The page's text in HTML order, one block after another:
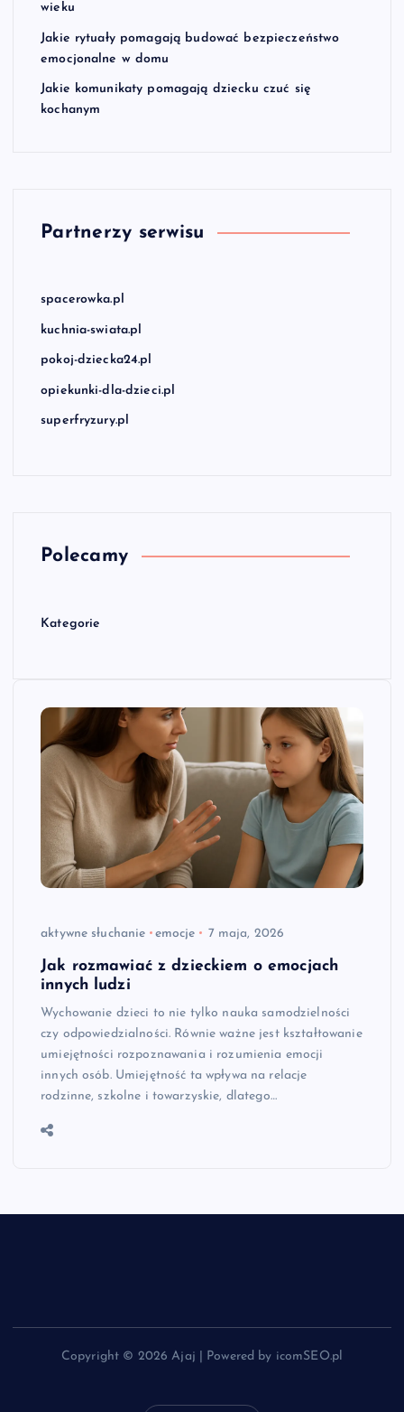
wieku
Jakie rytuały pomagają budować bezpieczeństwo
emocjonalne w domu
Jakie komunikaty pomagają dziecku czuć się
kochanym
Partnerzy serwisu
spacerowka.pl
kuchnia-swiata.pl
pokoj-dziecka24.pl
opiekunki-dla-dzieci.pl
superfryzury.pl
Polecamy
Kategorie
aktywne słuchanie emocje 7 maja, 2026
Jak rozmawiać z dzieckiem o emocjach
innych ludzi
Wychowanie dzieci to nie tylko nauka samodzielności
czy odpowiedzialności. Równie ważne jest kształtowanie
umiejętności rozpoznawania i rozumienia emocji
innych osób. Umiejętność ta wpływa na relacje
rodzinne, szkolne i towarzyskie, dlatego…
Copyright © 2026 Ajaj | Powered by icomSEO.pl